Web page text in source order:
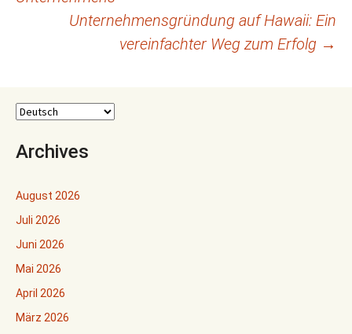
Unternehmensgründung auf Hawaii: Ein
vereinfachter Weg zum Erfolg →
Archives
August 2026
Juli 2026
Juni 2026
Mai 2026
April 2026
März 2026